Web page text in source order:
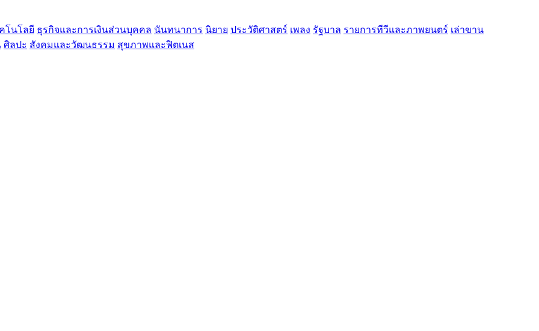
โนโลยี ธุรกิจและการเงินส่วนบุคคล นันทนาการ นิยาย ประวัติศาสตร์ เพลง รัฐบาล รายการทีวีและภาพยนตร์ เล่าขาน
ศิลปะ สังคมและวัฒนธรรม สุขภาพและฟิตเนส